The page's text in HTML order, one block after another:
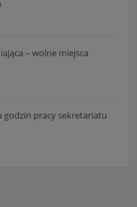
– wolne miejsca
godzin pracy sekretariatu